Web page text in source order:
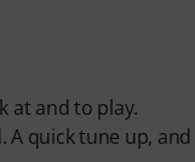
at and to play.
quick tune up, and